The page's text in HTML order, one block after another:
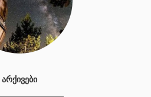
ᲐᲠᲥᲘᲕᲔᲑᲘ